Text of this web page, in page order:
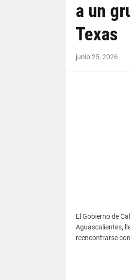
a un
Texas
junio 25, 2026
El Gobierno de
Aguascalientes,
reencontrarse